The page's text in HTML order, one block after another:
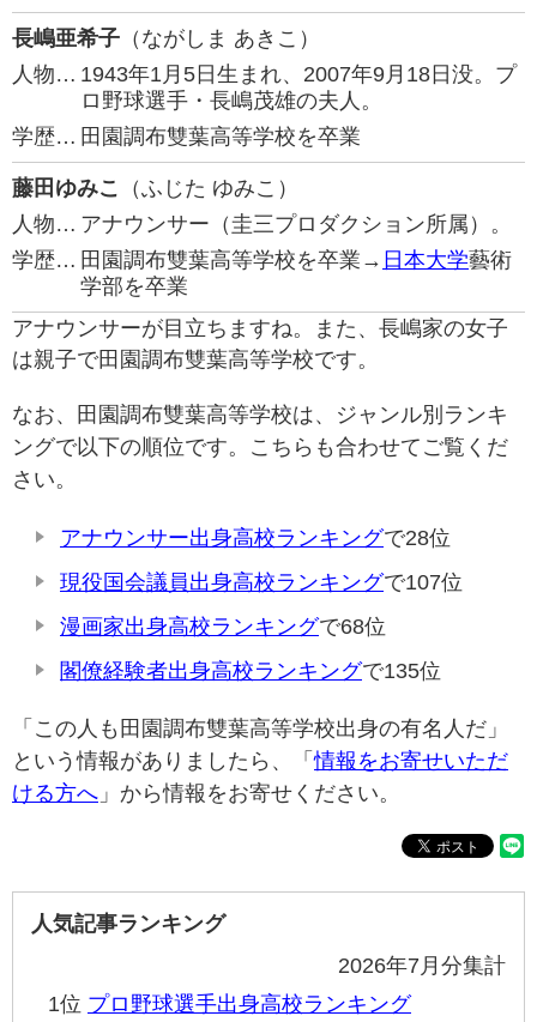
長嶋亜希子 （ながしま あきこ）
人物… 1943年1月5日生まれ、2007年9月18日没。プ
ロ野球選手・長嶋茂雄の夫人。
学歴… 田園調布雙葉高等学校を卒業
藤田ゆみこ （ふじた ゆみこ）
人物… アナウンサー（圭三プロダクション所属）。
学歴… 田園調布雙葉高等学校を卒業→ 日本大学藝術
学部を卒業
アナウンサーが目立ちますね。また、長嶋家の女子
は親子で田園調布雙葉高等学校です。
なお、田園調布雙葉高等学校は、ジャンル別ランキ
ングで以下の順位です。こちらも合わせてご覧くだ
さい。
アナウンサー出身高校ランキングで28位
現役国会議員出身高校ランキングで107位
漫画家出身高校ランキングで68位
閣僚経験者出身高校ランキングで135位
「この人も田園調布雙葉高等学校出身の有名人だ」
という情報がありましたら、「情報をお寄せいただ
ける方へ 」から情報をお寄せください。
人気記事ランキング
2026年7月分集計
1位 プロ野球選手出身高校ランキング